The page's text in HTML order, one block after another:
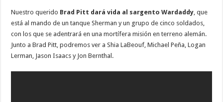
Nuestro querido Brad Pitt dará vida al sargento Wardaddy, que
está al mando de un tanque Sherman y un grupo de cinco soldados,
con los que se adentrará en una mortífera misión en terreno alemán.
Junto a Brad Pitt, podremos ver a Shia LaBeouf, Michael Peña, Logan
Lerman, Jason Isaacs y Jon Bernthal.